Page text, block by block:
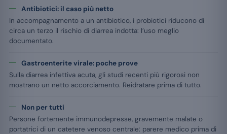
Antibiotici: il caso più netto
In accompagnamento a un antibiotico, i probiotici riducono di
circa un terzo il rischio di diarrea indotta: l’uso meglio
documentato.
Gastroenterite virale: poche prove
Sulla diarrea infettiva acuta, gli studi recenti più rigorosi non
mostrano un netto accorciamento. Reidratare prima di tutto.
Non per tutti
Persone fortemente immunodepresse, gravemente malate o
portatrici di un catetere venoso centrale: parere medico prima di